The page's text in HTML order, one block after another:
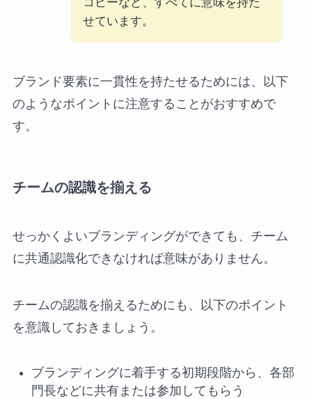
せています。
ブランド要素に一貫性を持たせるためには、以下
のようなポイントに注意することがおすすめで
す。
チームの認識を揃える
せっかくよいブランディングができても、チーム
に共通認識化できなければ意味がありません。
チームの認識を揃えるためにも、以下のポイント
を意識しておきましょう。
ブランディングに着手する初期段階から、各部
門長などに共有または参加してもらう